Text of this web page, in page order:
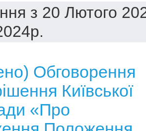
з 20 Лютого
Обговорення
Київської
«Про